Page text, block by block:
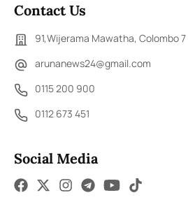
Contact Us
91,Wijerama Mawatha, Colombo 7
arunanews24@gmail.com
0115 200 900
0112 673 451
Social Media